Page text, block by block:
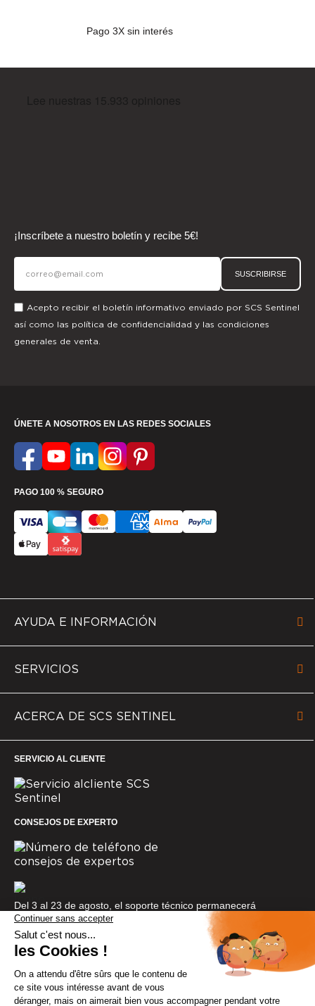
Pago 3X sin interés
¡Inscríbete a nuestro boletín y recibe 5€!
SUSCRIBIRSE
Acepto recibir el boletín informativo enviado por SCS Sentinel
así como las política de confidencialidad y las condiciones
generales de venta.
AYUDA E INFORMACIÓN
SERVICIOS
ACERCA DE SCS SENTINEL
SERVICIO AL CLIENTE
CONSEJOS DE EXPERTO
Del 3 al 23 de agosto, el soporte técnico permanecerá
cerrado. Gracias por tu comprensión.
ÚNETE A NOSOTROS EN LAS REDES SOCIALES
PAGO 100 % SEGURO
© SCS Sentinel 2025